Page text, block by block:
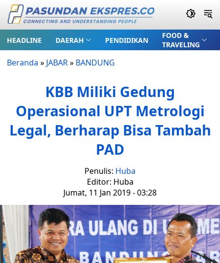
HEADLINE DAERAH PENDIDIKAN
FOOD &
TRAVELING
Beranda » JABAR» BANDUNG
KBB Miliki Gedung
Operasional UPT Metrologi
Legal, Berharap Bisa Tambah
PAD
Penulis: Huba
Editor: Huba
Jumat, 11 Jan 2019 - 03:28